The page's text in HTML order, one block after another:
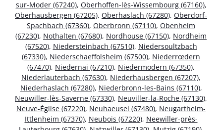
sur-Moder (67240), Oberhoffen-lès-Wissembourg (67160),
Oberhausbergen (67205), Oberhaslach (67280), Oberdorf-
Spachbach (67360), Oberbronn (67110), Obenheim
(67230), Nothalten (67680), Nordhouse (67150), Nordheim
(67520), Niedersteinbach (67510), Niedersoultzbach
(67330), Niederschaeffolsheim (67500), Niederrœdern
(67470), Niedernai (67210), Niedermodern (67350),
Niederlauterbach (67630), Niederhausbergen (67207),
Niederhaslach (67280), Niederbronn-les-Bains (67110),
Neuwiller-lès-Saverne (67330), Neuviller-la-Roche (67130),
Neuve-Église (67220), Neuhaeusel (67480), Neugartheim-
Ittlenheim (67370), Neubois (67220), Neewiller-près-